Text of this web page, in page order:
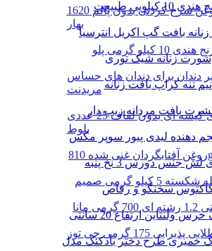
روغن سرخ کردنی بدون پالم 1620g
بهار
هندی 10 کیلو گرمی پلو
دندان برای دندان های حساس
مریدنت
چای کیسه ای بدون لفاف 25 عددی
بلوط
5 کیلو گرمی صمیم
مانا
175 گرمی چی توز
10 کیلویی طبیعت
زنانه بافت گپ اکریل انترسیا
شورت زنانه شیک توری
نیم تنه کراپ بافت زنانه
بافت مردانه زیپ دار
دهنده لیدی پیور سوپر مکس
لش جنس دورس 3 نخ پنبه
سخنگو و رقاص
ولنتاین ارتفاع 20 سانتی